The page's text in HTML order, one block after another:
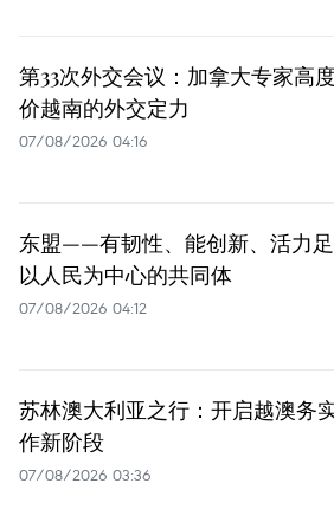
第33次外交会议：加拿大专家高
价越南的外交定力
07/08/2026 04:16
东盟——有韧性、能创新、活力足
以人民为中心的共同体
07/08/2026 04:12
苏林澳大利亚之行：开启越澳务
作新阶段
07/08/2026 03:36